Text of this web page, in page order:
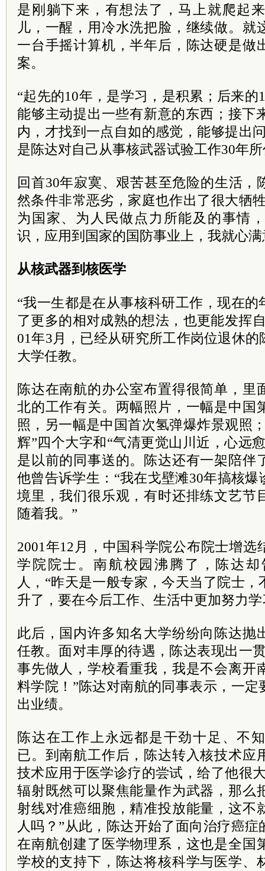
是刚躺下来，有想法了，马上就爬起
儿，一醒，用冷水洗把脸，继续做。就
一台手摇计算机，半年后，陈达硬是做
案。
“起先的10年，是学习，是积累；后来的
能够主动提出一些有新意的东西；接下
内，才找到一点自如的感觉，能够提出
是陈达对自己从事核武器试验工作30年
回首30年寂寞、艰苦甚至危险的生活，
然条件非常恶劣，家庭也作出了很大牺
为国家、为人民做点力所能及的事情
识，应用到国家的国防事业上，我就心满
从核武器到核医学
“我一生都是在从事核科研工作，现在
了更多的相对成熟的想法，也更能发挥
01年3月，已经从研究所工作岗位退休
大学任教。
陈达在南航的办公室布置得很简单，里
北的工作有关。两幅照片，一幅是中国
照，另一幅是中国首次氢弹爆炸景观照
辉”四个大字和“气清更觉山川近，心远
是以前的同事送的。陈达还有一架陪伴
他曾告诉学生：“我在戈壁滩30年搞核
境里，我们很乐观，有时还排练文艺节
随着我。”
2001年12月，中国科学院公布院士增选
学院院士。南航校园沸腾了，陈达
人，“昨天是一般专家，今天当了院士
升了，要在今后工作、生活中更加努力
此后，国内许多知名大学纷纷向陈达抛
任教。面对丰厚的待遇，陈达表现出一
事先做人，学校看重我，我是不会离开
料学院！”陈达对南航的同事表示，一
出业绩。
陈达在工作上永远都是干劲十足、不
已。到南航工作后，陈达转入核技术应
技术应用于医学诊疗的尝试，给了他很
辐射既然可以聚焦能量作为武器，那么
射线对准癌细胞，精准投放能量，这不
人吗？”从此，陈达开始了面向治疗癌
在南航创建了医学物理系，这也是全国
学校的支持下，陈达将核科学与医学、